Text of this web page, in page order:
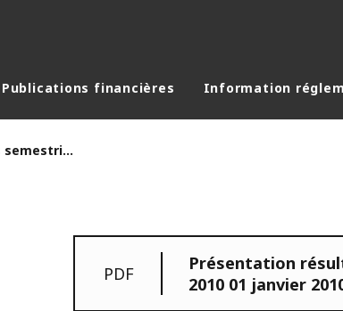
Publications financières Information
Présentation résultats semestriels 2010 01 janvier 2010
PDF
Présentation
2010 01 janvier